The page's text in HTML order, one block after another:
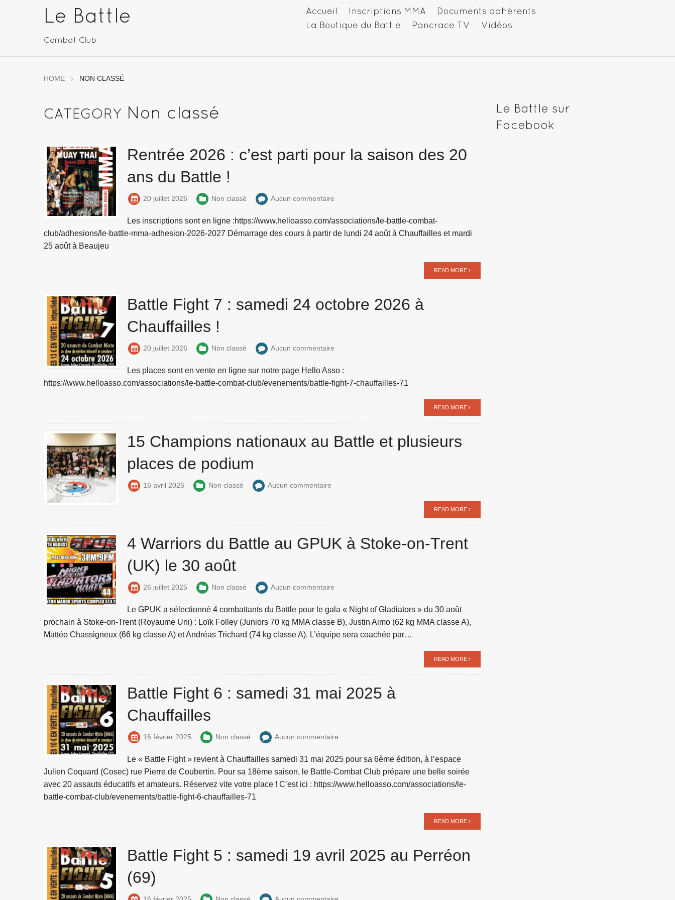
Le Battle
Combat Club
Accueil Inscriptions MMA
Documents adhérents
La Boutique du Battle
Pancrace TV Vidéos
HOME NON CLASSÉ
CATEGORY Non classé
Rentrée 2026 : c’est parti pour la saison des 20
ans du Battle !
20 juillet 2026 Non classé Aucun commentaire
Les inscriptions sont en ligne :https://www.helloasso.com/associations/le-battle-combat-
club/adhesions/le-battle-mma-adhesion-2026-2027 Démarrage des cours à partir de lundi 24 août à Chauffailles et mardi
25 août à Beaujeu
READ MORE
Battle Fight 7 : samedi 24 octobre 2026 à
Chauffailles !
20 juillet 2026 Non classé Aucun commentaire
Les places sont en vente en ligne sur notre page Hello Asso :
https://www.helloasso.com/associations/le-battle-combat-club/evenements/battle-fight-7-chauffailles-71
READ MORE
15 Champions nationaux au Battle et plusieurs
places de podium
16 avril 2026 Non classé Aucun commentaire
READ MORE
4 Warriors du Battle au GPUK à Stoke-on-Trent
(UK) le 30 août
26 juillet 2025 Non classé Aucun commentaire
Le GPUK a sélectionné 4 combattants du Battle pour le gala « Night of Gladiators » du 30 août
prochain à Stoke-on-Trent (Royaume Uni) : Loïk Folley (Juniors 70 kg MMA classe B), Justin Aimo (62 kg MMA classe A),
Mattéo Chassigneux (66 kg classe A) et Andréas Trichard (74 kg classe A). L’équipe sera coachée par…
READ MORE
Battle Fight 6 : samedi 31 mai 2025 à
Chauffailles
16 février 2025 Non classé Aucun commentaire
Le « Battle Fight » revient à Chauffailles samedi 31 mai 2025 pour sa 6ème édition, à l’espace
Julien Coquard (Cosec) rue Pierre de Coubertin. Pour sa 18ème saison, le Battle-Combat Club prépare une belle soirée
avec 20 assauts éducatifs et amateurs. Réservez vite votre place ! C’est ici : https://www.helloasso.com/associations/le-
battle-combat-club/evenements/battle-fight-6-chauffailles-71
READ MORE
Battle Fight 5 : samedi 19 avril 2025 au Perréon
(69)
Le Battle sur
Facebook